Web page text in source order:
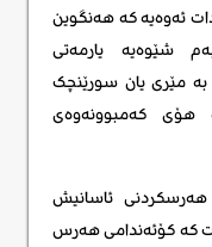
ئەوەیە کە هەنگوین
شێوەیە یارمەتی
بە مێری یان سورێنچک
هۆی کەمبوونەوەی
هەرسکردنی ئاسانیش
کە کۆئەندامی هەرس